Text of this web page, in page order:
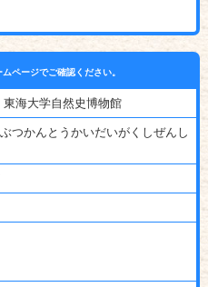
ページでご確認ください。
海大学自然史博物館
つかんとうかいだいがくしぜんし